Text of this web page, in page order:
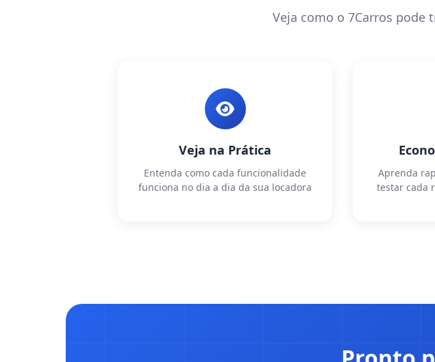
Veja como o 7Carros pode
Veja na Prática
Entenda como cada funcionalidade
funciona no dia a dia da sua locadora
Aprenda
testar cada